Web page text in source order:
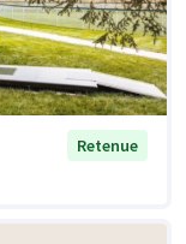
Retenue